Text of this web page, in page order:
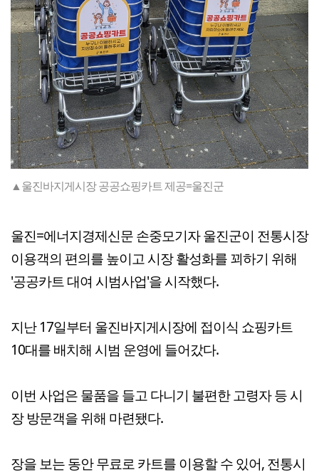
▲울진바지게시장 공공쇼핑카트 제공=울진군
울진=에너지경제신문 손중모기자 울진군이 전통시장
이용객의 편의를 높이고 시장 활성화를 꾀하기 위해
'공공카트 대여 시범사업'을 시작했다.
지난 17일부터 울진바지게시장에 접이식 쇼핑카트
10대를 배치해 시범 운영에 들어갔다.
이번 사업은 물품을 들고 다니기 불편한 고령자 등 시
장 방문객을 위해 마련됐다.
장을 보는 동안 무료로 카트를 이용할 수 있어, 전통시